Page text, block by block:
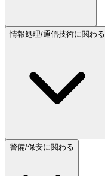
情報処理/通信技術に関わる
警備/保安に関わる